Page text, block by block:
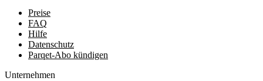
Preise
FAQ
Hilfe
Datenschutz
Parqet-Abo kündigen
Unternehmen